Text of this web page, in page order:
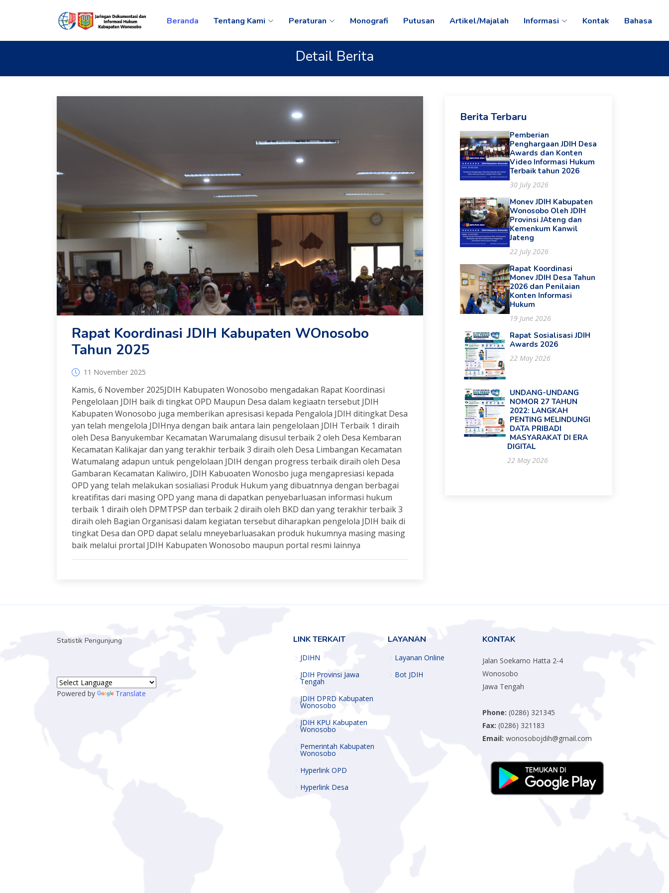
Beranda Tentang Kami Peraturan Monografi Putusan Artikel/Majalah Informasi Kontak Bahasa
Detail Berita
Rapat Koordinasi JDIH Kabupaten WOnosobo
Tahun 2025
11 November 2025
Kamis, 6 November 2025JDIH Kabupaten Wonosobo mengadakan Rapat Koordinasi
Pengelolaan JDIH baik di tingkat OPD Maupun Desa dalam kegiaatn tersebut JDIH
Kabupaten Wonosobo juga memberikan apresisasi kepada Pengalola JDIH ditingkat Desa
yan telah mengelola JDIHnya dengan baik antara lain pengelolaan JDIH Terbaik 1 diraih
oleh Desa Banyukembar Kecamatan Warumalang disusul terbaik 2 oleh Desa Kembaran
Kecamatan Kalikajar dan yang terakhir terbaik 3 diraih oleh Desa Limbangan Kecamatan
Watumalang adapun untuk pengelolaan JDIH dengan progress terbaik diraih oleh Desa
Gambaran Kecamatan Kaliwiro, JDIH Kabuoaten Wonosbo juga mengapresiasi kepada
OPD yang telah melakukan sosialiasi Produk Hukum yang dibuatnnya dengan berbagai
kreatifitas dari masing OPD yang mana di dapatkan penyebarluasan informasi hukum
terbaik 1 diraih oleh DPMTPSP dan terbaik 2 diraih oleh BKD dan yang terakhir terbaik 3
diraih oleh Bagian Organisasi dalam kegiatan tersebut diharapkan pengelola JDIH baik di
tingkat Desa dan OPD dapat selalu mneyebarluasakan produk hukumnya masing masing
baik melalui prortal JDIH Kabupaten Wonosobo maupun portal resmi lainnya
Berita Terbaru
Pemberian
Penghargaan JDIH Desa
Awards dan Konten
Video Informasi Hukum
Terbaik tahun 2026
30 July 2026
Monev JDIH Kabupaten
Wonosobo Oleh JDIH
Provinsi JAteng dan
Kemenkum Kanwil
Jateng
22 July 2026
Rapat Koordinasi
Monev JDIH Desa Tahun
2026 dan Penilaian
Konten Informasi
Hukum
19 June 2026
Rapat Sosialisasi JDIH
Awards 2026
22 May 2026
UNDANG-UNDANG
NOMOR 27 TAHUN
2022: LANGKAH
PENTING MELINDUNGI
DATA PRIBADI
MASYARAKAT DI ERA
DIGITAL
22 May 2026
Statistik Pengunjung
Powered by Translate
LINK TERKAIT
JDIHN
JDIH Provinsi Jawa
Tengah
JDIH DPRD Kabupaten
Wonosobo
JDIH KPU Kabupaten
Wonosobo
Pemerintah Kabupaten
Wonosobo
Hyperlink OPD
Hyperlink Desa
LAYANAN
Layanan Online
Bot JDIH
KONTAK
Jalan Soekarno Hatta 2-4
Wonosobo
Jawa Tengah
Phone: (0286) 321345
Fax: (0286) 321183
Email: wonosobojdih@gmail.com